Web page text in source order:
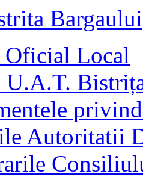
Local
U.A.T.
Autoritatii